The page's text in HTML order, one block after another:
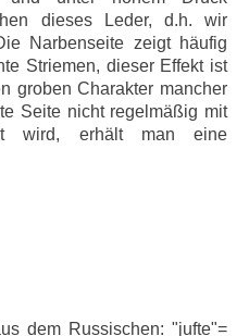
dieses Leder, d.h. wir
Narbenseite zeigt häufig
Striemen, dieser Effekt ist
groben Charakter mancher
Seite nicht regelmäßig mit
wird, erhält man eine
dem Russischen: "jufte"=